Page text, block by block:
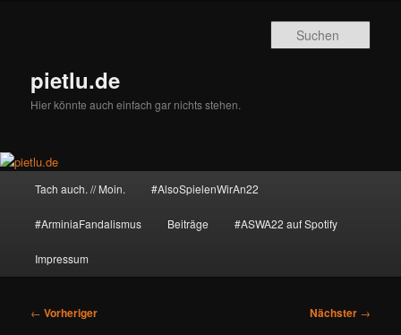
pietlu.de
Hier könnte auch einfach gar nichts stehen.
Tach auch. // Moin. #AlsoSpielenWirAn22
#ArminiaFandalismus Beiträge #ASWA22 auf Spotify
Impressum
Beitragsnavigation
← Vorheriger Nächster →